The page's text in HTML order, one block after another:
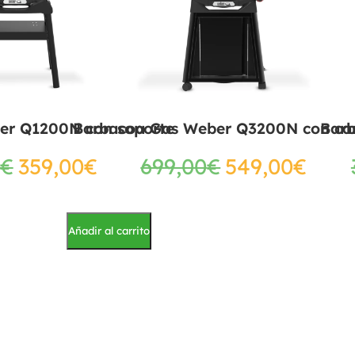
Q1200N con soporte
€359,00€
Barbacoa Gas Weber Q3200N con
699,00€549,00€
Añadir al carrito